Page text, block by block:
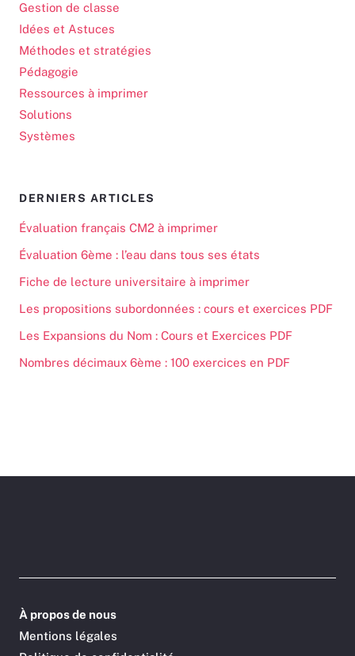
Gestion de classe
Idées et Astuces
Méthodes et stratégies
Pédagogie
Ressources à imprimer
Solutions
Systèmes
DERNIERS ARTICLES
Évaluation français CM2 à imprimer
Évaluation 6ème : l’eau dans tous ses états
Fiche de lecture universitaire à imprimer
Les propositions subordonnées : cours et exercices PDF
Les Expansions du Nom : Cours et Exercices PDF
Nombres décimaux 6ème : 100 exercices en PDF
À propos de nous
Mentions légales